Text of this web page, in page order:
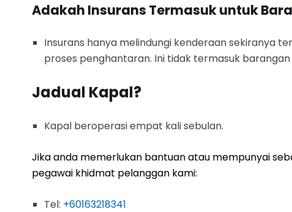
Adakah Insurans Termasuk untuk
Insurans hanya melindungi kenderaan sekiranya
proses penghantaran. Ini tidak termasuk
Jadual Kapal?
Kapal beroperasi empat kali sebulan.
Jika anda memerlukan bantuan atau mempunyai
pegawai khidmat pelanggan kami:
Tel: +60163218341